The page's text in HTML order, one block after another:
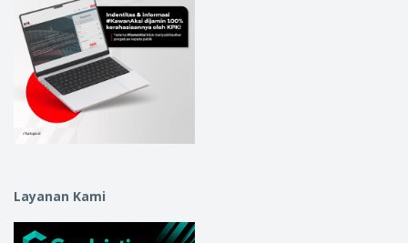
Layanan Kami